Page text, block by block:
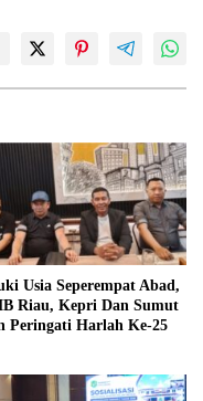
Usia Seperempat Abad,
Riau, Kepri Dan Sumut
Peringati Harlah Ke-25